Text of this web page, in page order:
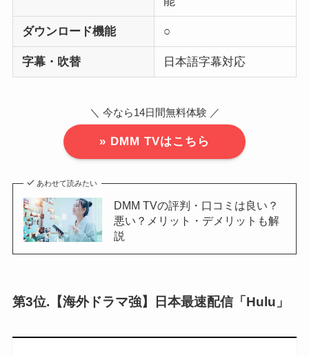
ダウンロード機能 ○
字幕・吹替 日本語字幕対応
＼ 今なら14日間無料体験 ／
» DMM TVはこちら
あわせて読みたい
DMM TVの評判・口コミは良い？
悪い？メリット・デメリットも解
説
第3位.【海外ドラマ強】日本最速配信「Hulu」